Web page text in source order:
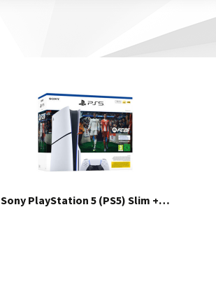
Sony PlayStation 5 (PS5) Slim +…